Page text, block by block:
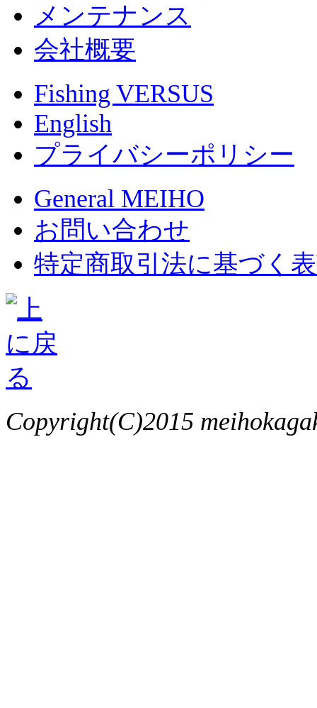
メンテナンス
会社概要
Fishing VERSUS
English
プライバシーポリシー
General MEIHO
お問い合わせ
特定商取引法に基づく
Copyright(C)2015